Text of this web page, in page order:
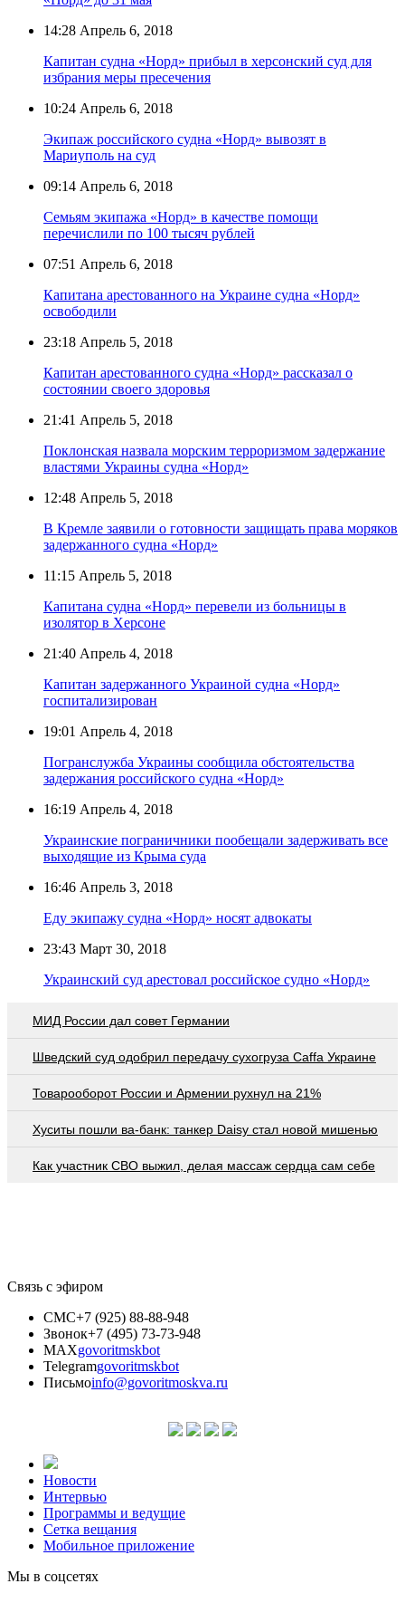
14:28 Апрель 6, 2018
Капитан судна «Норд» прибыл в херсонский суд для
избрания меры пресечения
10:24 Апрель 6, 2018
Экипаж российского судна «Норд» вывозят в
Мариуполь на суд
09:14 Апрель 6, 2018
Семьям экипажа «Норд» в качестве помощи
перечислили по 100 тысяч рублей
07:51 Апрель 6, 2018
Капитана арестованного на Украине судна «Норд»
освободили
23:18 Апрель 5, 2018
Капитан арестованного судна «Норд» рассказал о
состоянии своего здоровья
21:41 Апрель 5, 2018
Поклонская назвала морским терроризмом задержание
властями Украины судна «Норд»
12:48 Апрель 5, 2018
В Кремле заявили о готовности защищать права моряков
задержанного судна «Норд»
11:15 Апрель 5, 2018
Капитана судна «Норд» перевели из больницы в
изолятор в Херсоне
21:40 Апрель 4, 2018
Капитан задержанного Украиной судна «Норд»
госпитализирован
19:01 Апрель 4, 2018
Погранслужба Украины сообщила обстоятельства
задержания российского судна «Норд»
16:19 Апрель 4, 2018
Украинские пограничники пообещали задерживать все
выходящие из Крыма суда
16:46 Апрель 3, 2018
Еду экипажу судна «Норд» носят адвокаты
23:43 Март 30, 2018
Украинский суд арестовал российское судно «Норд»
МИД России дал совет Германии
Шведский суд одобрил передачу сухогруза Caffa Украине
Товарооборот России и Армении рухнул на 21%
Хуситы пошли ва-банк: танкер Daisy стал новой мишенью
Как участник СВО выжил, делая массаж сердца сам себе
Связь с эфиром
СМС+7 (925) 88-88-948
Звонок+7 (495) 73-73-948
MAXgovoritmskbot
Telegramgovoritmskbot
Письмоinfo@govoritmoskva.ru
Новости
Интервью
Программы и ведущие
Сетка вещания
Мобильное приложение
Мы в соцсетях